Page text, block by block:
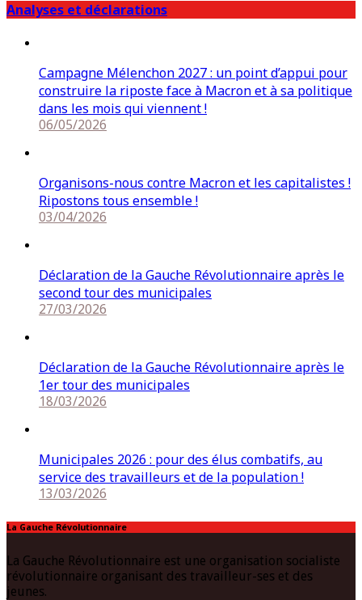
Analyses et déclarations
Campagne Mélenchon 2027 : un point d’appui pour
construire la riposte face à Macron et à sa politique
dans les mois qui viennent !
06/05/2026
Organisons-nous contre Macron et les capitalistes !
Ripostons tous ensemble !
03/04/2026
Déclaration de la Gauche Révolutionnaire après le
second tour des municipales
27/03/2026
Déclaration de la Gauche Révolutionnaire après le
1er tour des municipales
18/03/2026
Municipales 2026 : pour des élus combatifs, au
service des travailleurs et de la population !
13/03/2026
La Gauche Révolutionnaire
La Gauche Révolutionnaire est une organisation socialiste
révolutionnaire organisant des travailleur-ses et des
jeunes.